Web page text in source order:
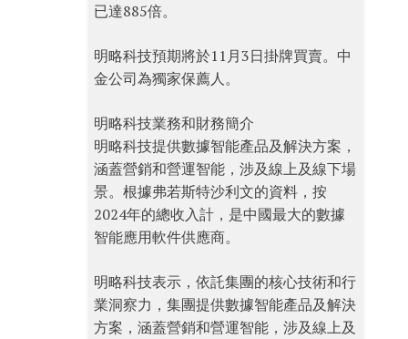
已達885倍。
明略科技預期將於11月3日掛牌買賣。中
金公司為獨家保薦人。
明略科技業務和財務簡介
明略科技提供數據智能產品及解決方案，
涵蓋營銷和營運智能，涉及線上及線下場
景。根據弗若斯特沙利文的資料，按
2024年的總收入計，是中國最大的數據
智能應用軟件供應商。
明略科技表示，依託集團的核心技術和行
業洞察力，集團提供數據智能產品及解決
方案，涵蓋營銷和營運智能，涉及線上及